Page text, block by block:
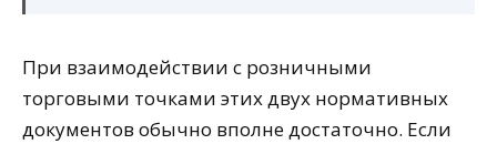
При взаимодействии с розничными
торговыми точками этих двух нормативных
документов обычно вполне достаточно. Если